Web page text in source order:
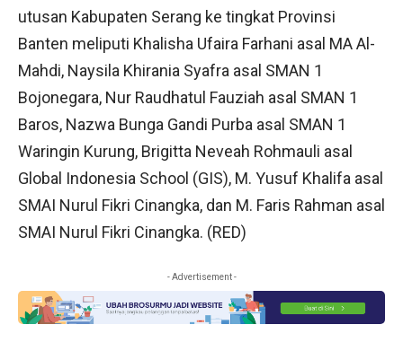
utusan Kabupaten Serang ke tingkat Provinsi
Banten meliputi Khalisha Ufaira Farhani asal MA Al-
Mahdi, Naysila Khirania Syafra asal SMAN 1
Bojonegara, Nur Raudhatul Fauziah asal SMAN 1
Baros, Nazwa Bunga Gandi Purba asal SMAN 1
Waringin Kurung, Brigitta Neveah Rohmauli asal
Global Indonesia School (GIS), M. Yusuf Khalifa asal
SMAI Nurul Fikri Cinangka, dan M. Faris Rahman asal
SMAI Nurul Fikri Cinangka. (RED)
- Advertisement -